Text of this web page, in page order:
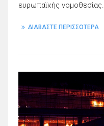
ευρωπαϊκής νομοθεσίας.
ΔΙΑΒΑΣΤΕ ΠΕΡΙΣΣΟΤΕΡΑ